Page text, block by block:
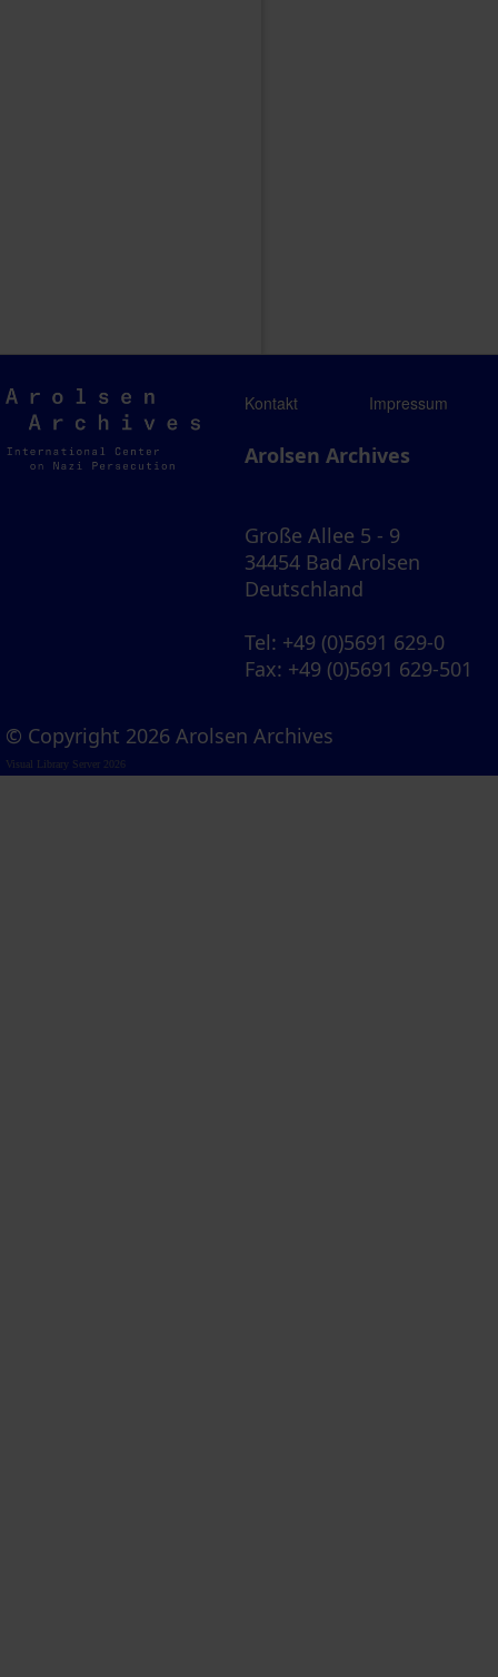
Arolsen
Archives
Kontakt Impressum
Arolsen Archives
Große Allee 5 - 9
34454 Bad Arolsen
Deutschland
Tel: +49 (0)5691 629-0
Fax: +49 (0)5691 629-501
© Copyright 2026 Arolsen Archives
Visual Library Server 2026